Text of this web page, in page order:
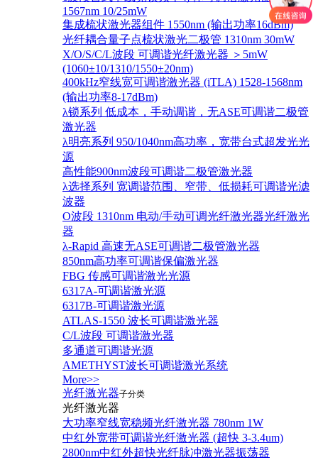
1567nm 10/25mW
集成梳状激光器组件 1550nm (输出功率16dBm)
光纤耦合量子点梳状激光二极管 1310nm 30mW
X/O/S/C/L波段 可调谐光纤激光器 ＞5mW
(1060±10/1310/1550±20nm)
400kHz窄线宽可调谐激光器 (iTLA) 1528-1568nm
(输出功率8-17dBm)
λ锁系列 低成本，手动调谐，无ASE可调谐二极管
激光器
λ明亮系列 950/1040nm高功率，宽带台式超发光光
源
高性能900nm波段可调谐二极管激光器
λ选择系列 宽调谐范围、窄带、低损耗可调谐光滤
波器
O波段 1310nm 电动/手动可调光纤激光器光纤激光
器
λ-Rapid 高速无ASE可调谐二极管激光器
850nm高功率可调谐保偏激光器
FBG 传感可调谐激光光源
6317A-可调谐激光源
6317B-可调谐激光源
ATLAS-1550 波长可调谐激光器
C/L波段 可调谐激光器
多通道可调谐光源
AMETHYST波长可调谐激光系统
More>>
光纤激光器子分类
光纤激光器
大功率窄线宽稳频光纤激光器 780nm 1W
中红外宽带可调谐光纤激光器 (超快 3-3.4um)
2800nm中红外超快光纤脉冲激光器振荡器